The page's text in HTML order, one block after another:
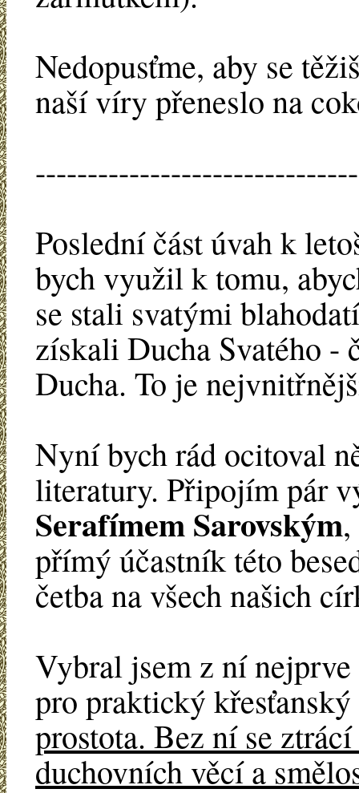
Nedopusťme, aby se
naší víry přeneslo na
Poslední část úvah k
bych využil k tomu,
se stali svatými
získali Ducha Svatého
Ducha. To je
Nyní bych rád ocitoval
literatury. Připojím pár
Serafímem Sarovským
přímý účastník této
četba na všech našich
Vybral jsem z ní
pro praktický
prostota. Bez ní se
duchovních věcí a